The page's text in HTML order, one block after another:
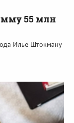
55 млн
Илье Штокману